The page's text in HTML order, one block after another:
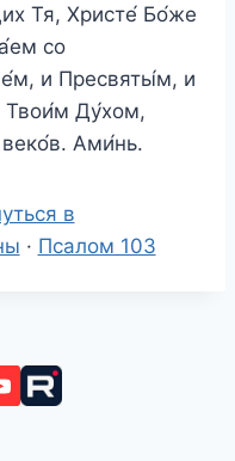
Тя, Христе́ Бо́же
со
и Пресвяты́м, и
Ду́хом,
Ами́нь.
в
· Псалом 103